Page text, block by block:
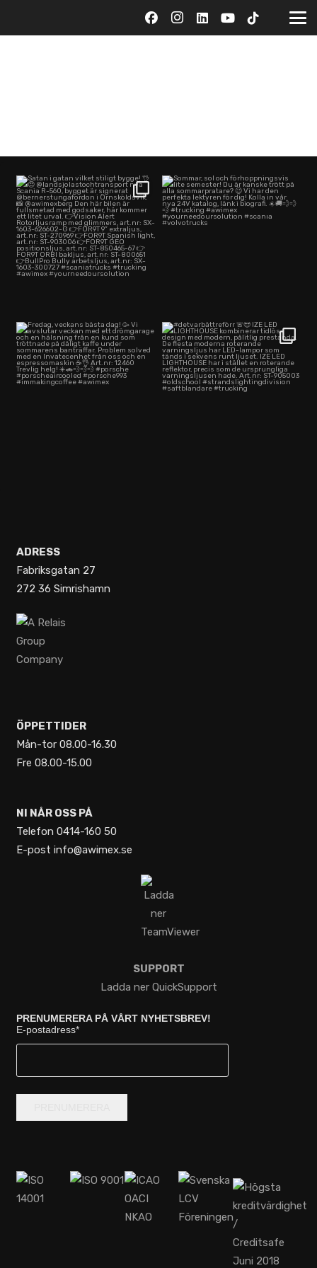
@awimex
Satan i gatan vilket stiligt bygge!
👌😍
...
345 1
Sommar, sol och förhoppningsvis
lite semester! Du...
73 1
Fredag, veckans bästa dag! 🥳
Vi avslutar...
27 0
#detvarbättreförr 🚨😎
IZE LED LIGHTHOUSE...
33 0
ADRESS
Fabriksgatan 27
272 36 Simrishamn
ÖPPETTIDER
Mån-tor 08.00-16.30
Fre 08.00-15.00
NI NÅR OSS PÅ
Telefon 0414-160 50
E-post info@awimex.se
SUPPORT
Ladda ner QuickSupport
PRENUMERERA PÅ VÅRT NYHETSBREV!
E-postadress*